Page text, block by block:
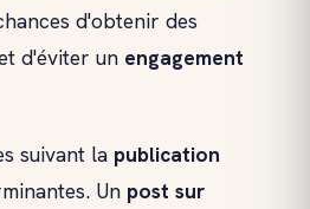
d'obtenir des
d'éviter un engagement
suivant la publication
Un post sur